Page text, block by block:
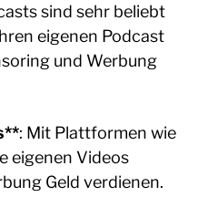
sind sehr beliebt
eigenen Podcast
und Werbung
: Mit Plattformen wie
eigenen Videos
Geld verdienen.